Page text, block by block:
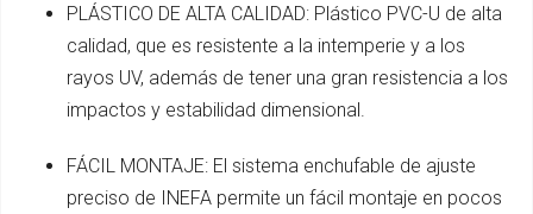
PLÁSTICO DE ALTA CALIDAD: Plástico PVC-U de alta
calidad, que es resistente a la intemperie y a los
rayos UV, además de tener una gran resistencia a los
impactos y estabilidad dimensional.
FÁCIL MONTAJE: El sistema enchufable de ajuste
preciso de INEFA permite un fácil montaje en pocos